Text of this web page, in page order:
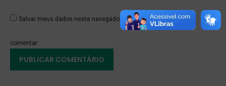
Salvar meus dados neste navegador para a próxima vez que eu
comentar.